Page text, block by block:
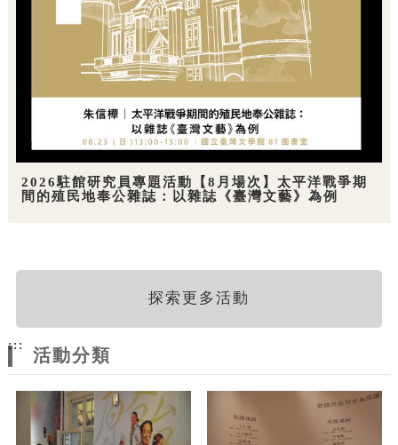
2026駐館研究員專題活動【8月場次】太平洋戰爭期
間的殖民地奉公雜誌：以雜誌《臺灣文藝》為例
探索更多活動
:::
活動分類